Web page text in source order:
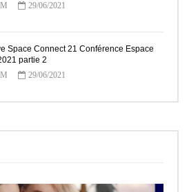
29/06/2021
Space Connect 21 Conférence Espace
partie 2
29/06/2021